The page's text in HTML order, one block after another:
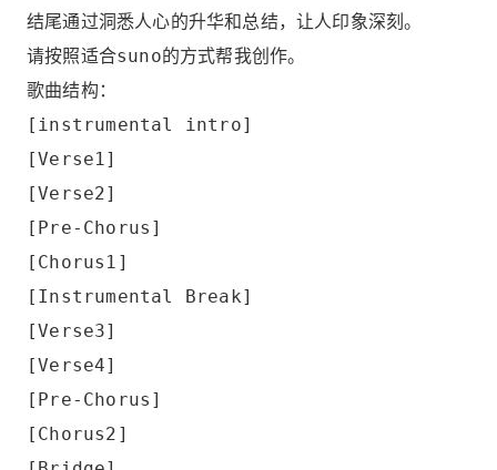
结尾通过洞悉人心的升华和总结，让人印象深刻。
请按照适合suno的方式帮我创作。
歌曲结构：
[instrumental intro]
[Verse1]
[Verse2]
[Pre-Chorus]
[Chorus1]
[Instrumental Break]
[Verse3]
[Verse4]
[Pre-Chorus]
[Chorus2]